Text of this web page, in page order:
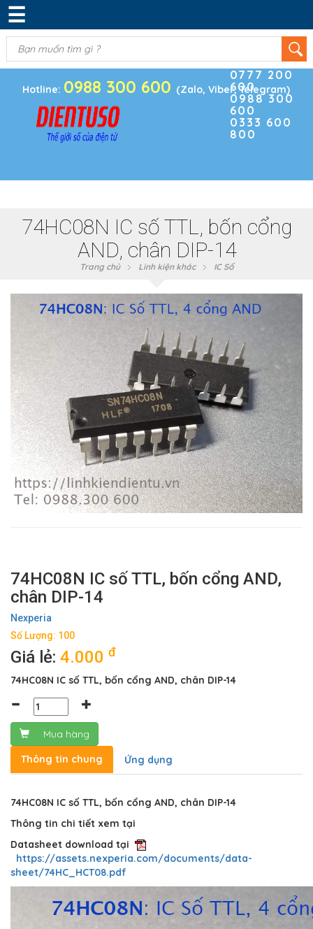
DANH MỤC SẢN PHẨM
KIM KHÍ
ĐIỆN TRỞ & TỤ ĐIỆN
BOARD PHÁT TRIỂN
MODULE CẢM BIẾN
LINH KIỆN KHÁC
☰
Hotline: 0988 300 600 (Zalo, Viber, Telegram)
Điện thoại
0777 200
600
0988 300
600
0333 600
800
(0)
74HC08N IC số TTL, bốn cổng
AND, chân DIP-14
Trang chủ Linh kiện khác IC Số
74HC08N IC số TTL, bốn cổng AND,
chân DIP-14
Nexperia
Số Lượng: 100
Giá lẻ: 4.000 đ
74HC08N IC số TTL, bốn cổng AND, chân DIP-14
Mua hàng
Thông tin chung
Ứng dụng
74HC08N IC số TTL, bốn cổng AND, chân DIP-14
Thông tin chi tiết xem tại
Datasheet download tại
https://assets.nexperia.com/documents/data-
sheet/74HC_HCT08.pdf